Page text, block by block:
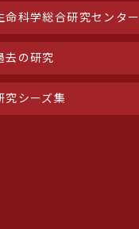
命科学総合研究センター
去の研究
究シーズ集